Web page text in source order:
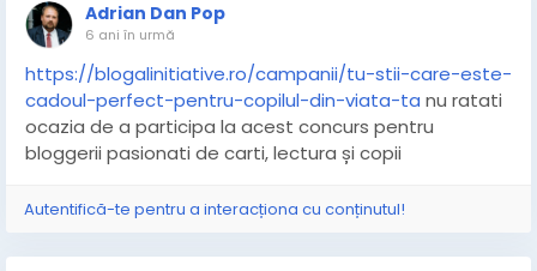
Adrian Dan Pop
6 ani în urmă
https://blogalinitiative.ro/campanii/tu-stii-care-este-
cadoul-perfect-pentru-copilul-din-viata-ta nu ratati
ocazia de a participa la acest concurs pentru
bloggerii pasionati de carti, lectura și copii
Autentifică-te pentru a interacționa cu conținutul!